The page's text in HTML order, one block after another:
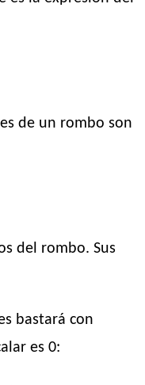
de un rombo son
del rombo. Sus
bastará con
es 0: